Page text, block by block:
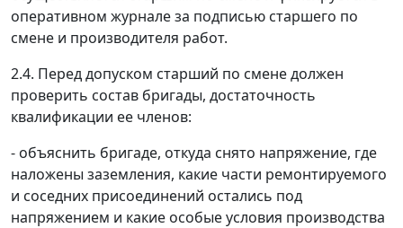
оперативном журнале за подписью старшего по
смене и производителя работ.
2.4. Перед допуском старший по смене должен
проверить состав бригады, достаточность
квалификации ее членов:
- объяснить бригаде, откуда снято напряжение, где
наложены заземления, какие части ремонтируемого
и соседних присоединений остались под
напряжением и какие особые условия производства